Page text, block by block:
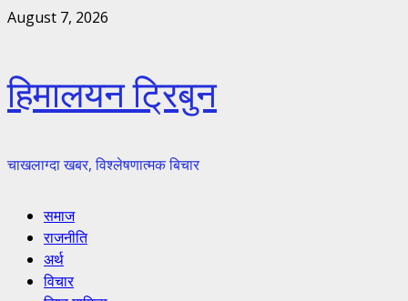
Skip
August 7, 2026
हिमालयन ट्रिबुन
चाखलाग्दा खबर, विश्लेषणात्मक बिचार
Menuसमाज
राजनीति
अर्थ
विचार